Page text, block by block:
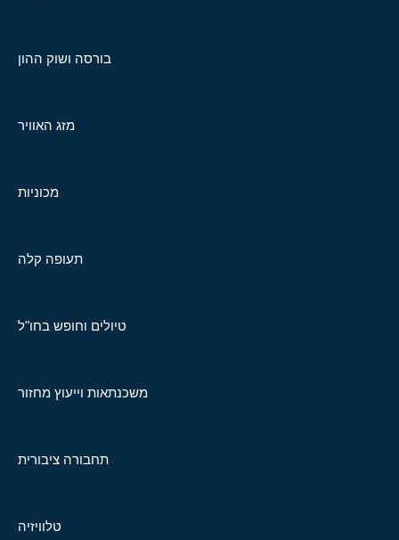
בורסה ושוק ההון
מזג האוויר
מכוניות
תעופה קלה
טיולים וחופש בחו"ל
משכנתאות וייעוץ מחזור
תחבורה ציבורית
טלוויזיה